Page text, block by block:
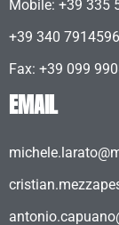
Mobile: +39 335
+39 340 7914596
Fax: +39 099
EMAIL